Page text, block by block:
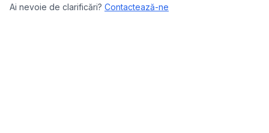
Ai nevoie de clarificări? Contactează-ne